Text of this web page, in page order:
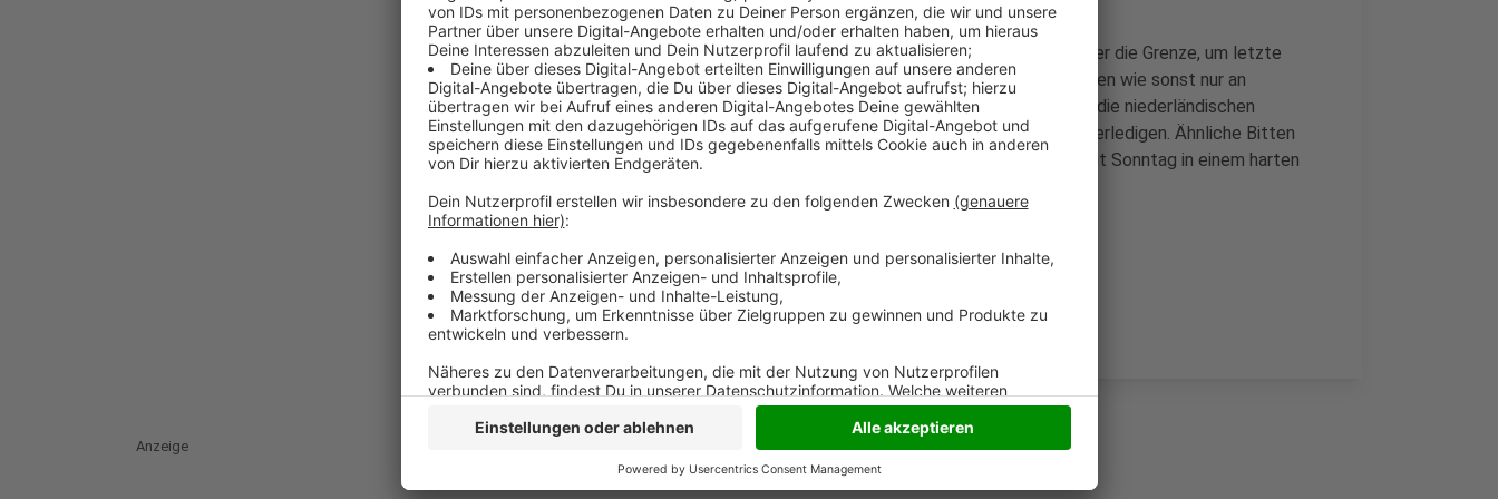
Viele Niederländer fahren kurz vor Weihnachten jetzt offenbar über die Grenze, um letzte
Einkäufe zu erledigen. In Kleve sei es etwa gestern so voll gewesen wie sonst nur an
Samstagen, berichtet die RP. Daher habe auch der Bürgermeister die niederländischen
Nachbarn dazu aufgerufen, Weihnachtseinkäufe nicht in Kleve zu erledigen. Ähnliche Bitten
kommen demnach aus dem Kreis Viersen. Die Niederlande sind seit Sonntag in einem harten
Anzeige
Anzeige